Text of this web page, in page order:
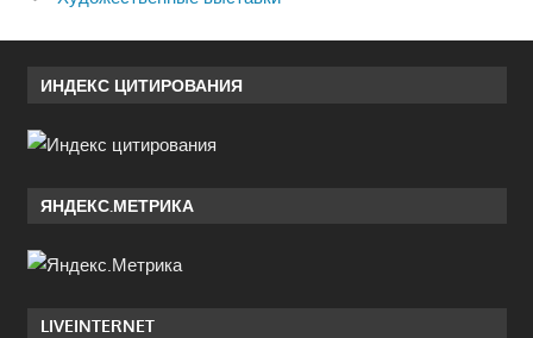
ИНДЕКС ЦИТИРОВАНИЯ
ЯНДЕКС.МЕТРИКА
LIVEINTERNET